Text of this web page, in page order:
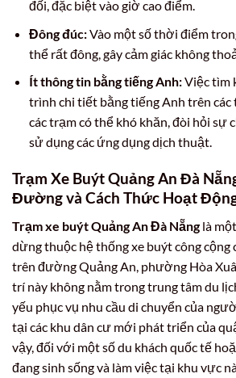
đối, đặc biệt vào giờ cao điểm.
Đông đúc:Vào một số thời điểm
thể rất đông, gây cảm giác không
Ít thông tin bằng tiếng Anh:Việc tìm
trình chi tiết bằng tiếng Anh trên các
các trạm có thể khó khăn, đòi hỏi sự
sử dụng các ứng dụng dịch thuật.
Trạm Xe Buýt Quảng An Đà
Đường và Cách Thức Hoạt
Trạm xe buýt Quảng An Đà Nẵnglà
dừng thuộc hệ thống xe buýt công cộng
trên đường Quảng An, phường Hòa
trí này không nằm trong trung tâm du
yếu phục vụ nhu cầu di chuyển của
tại các khu dân cư mới phát triển của
vậy, đối với một số du khách quốc tế
đang sinh sống và làm việc tại khu vực